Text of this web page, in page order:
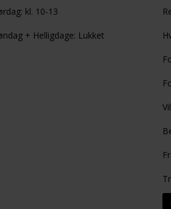
kl. 10-13
+ Helligdage: Lukket